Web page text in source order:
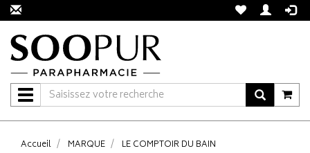
Navigation
Accueil MARQUE
LE COMPTOIR DU BAIN